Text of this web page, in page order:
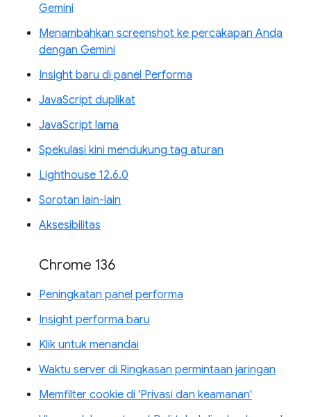
Gemini
Menambahkan screenshot ke percakapan Anda
dengan Gemini
Insight baru di panel Performa
JavaScript duplikat
JavaScript lama
Spekulasi kini mendukung tag aturan
Lighthouse 12.6.0
Sorotan lain-lain
Aksesibilitas
Chrome 136
Peningkatan panel performa
Insight performa baru
Klik untuk menandai
Waktu server di Ringkasan permintaan jaringan
Memfilter cookie di 'Privasi dan keamanan'